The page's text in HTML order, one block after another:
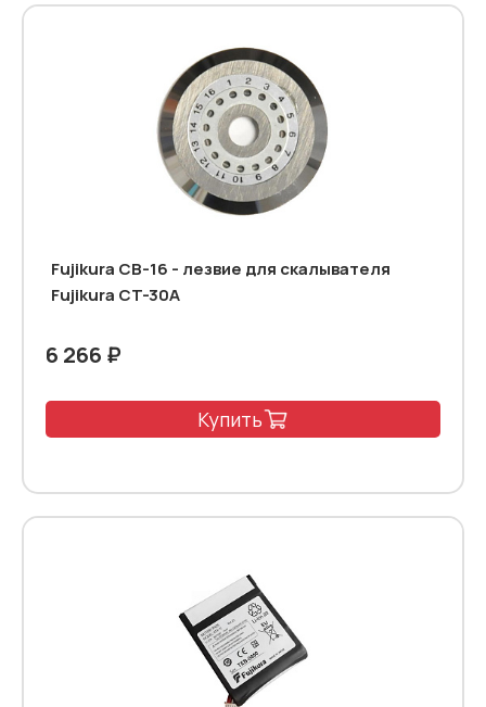
Fujikura CB-16 - лезвие для скалывателя
Fujikura CT-30A
6 266 ₽
Купить